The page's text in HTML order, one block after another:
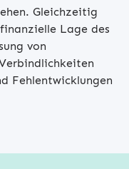
Gleichzeitig
Lage des
von
Fehlentwicklungen